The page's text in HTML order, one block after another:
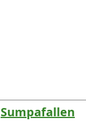
Sumpafallen